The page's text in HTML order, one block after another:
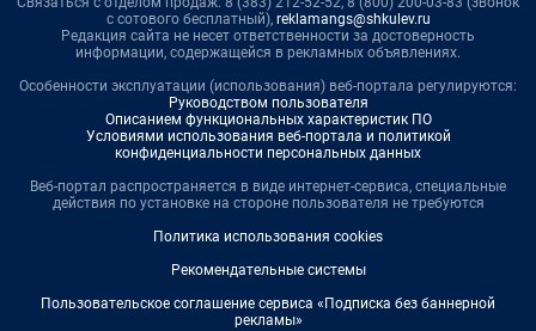
с сотового бесплатный), reklamangs@shkulev.ru
Редакция сайта не несет ответственности за достоверность
информации, содержащейся в рекламных объявлениях.
Особенности эксплуатации (использования) веб-портала регулируются:
Руководством пользователя
Описанием функциональных характеристик ПО
Условиями использования веб-портала и политикой
конфиденциальности персональных данных
Веб-портал распространяется в виде интернет-сервиса, специальные
действия по установке на стороне пользователя не требуются
Политика использования cookies
Рекомендательные системы
Пользовательское соглашение сервиса «Подписка без баннерной
рекламы»